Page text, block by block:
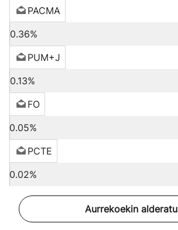
PACMA
0.36%
PUM+J
0.13%
FO
0.05%
PCTE
0.02%
Aurrekoekin alderatu